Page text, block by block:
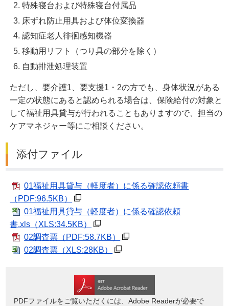
特殊寝台および特殊寝台付属品
床ずれ防止用具および体位変換器
認知症老人徘徊感知機器
移動用リフト（つり具の部分を除く）
自動排泄処理装置
ただし、要介護1、要支援1・2の方でも、身体状況がある
一定の状態にあると認められる場合は、保険給付の対象と
して福祉用具貸与が行われることもありますので、担当の
ケアマネジャー等にご相談ください。
添付ファイル
01福祉用具貸与（軽度者）に係る確認依頼書
（PDF:96.5KB）
01福祉用具貸与（軽度者）に係る確認依頼
書.xls （XLS:34.5KB）
02調査票 （PDF:58.7KB）
02調査票 （XLS:28KB）
PDFファイルをご覧いただくには、Adobe Readerが必要で